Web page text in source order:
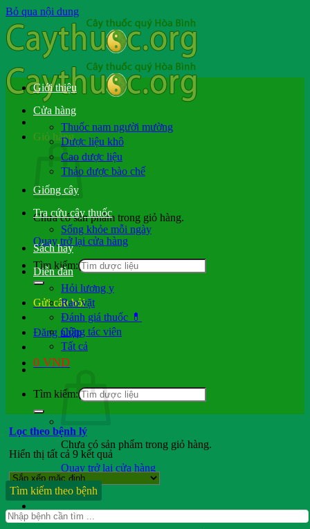
Bỏ qua nội dung
Giỏ hàng
Chưa có sản phẩm trong giỏ hàng.
Quay trở lại cửa hàng
Tìm kiếm:
Gửi câu hỏi
Đăng nhập
0 VND
Chưa có sản phẩm trong giỏ hàng.
Quay trở lại cửa hàng
Hỏi b.sĩ
Giới thiệu
Cửa hàng
Thuốc nam người mường
Dược liệu khô
Cao dược liệu
Thảo dược bào chế
Giống cây
Tra cứu cây thuốc
Sống khỏe mỗi ngày
Sách hay
Diễn đàn
Hỏi lương y
Rao vặt
Đánh giá thuốc 💊
Cộng tác viên
Tất cả
Tìm kiếm:
Lọc theo bệnh lý
Hiển thị tất cả 9 kết quả
Tìm kiếm theo bệnh